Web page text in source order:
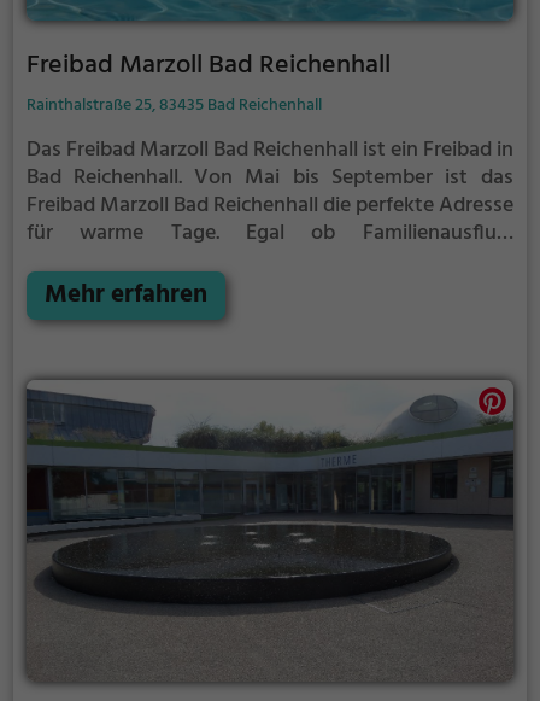
Freibad Marzoll Bad Reichenhall
Rainthalstraße 25, 83435 Bad Reichenhall
Das Freibad Marzoll Bad Reichenhall ist ein Freibad in
Bad Reichenhall. Von Mai bis September ist das
Freibad Marzoll Bad Reichenhall die perfekte Adresse
für warme Tage. Egal ob Familienausflug,
im Freibad Marzoll Bad Reichenhall kommt jeder auf
seine Kosten. Bei gutem Wetter kann die
auch verlängert werden. Informationen hierzu
findest du auf der Website.
Mehr erfahren